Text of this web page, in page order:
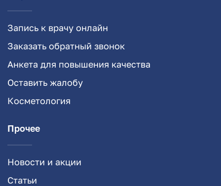
Запись к врачу онлайн
Заказать обратный звонок
Анкета для повышения качества
Оставить жалобу
Косметология
Прочее
Новости и акции
Статьи